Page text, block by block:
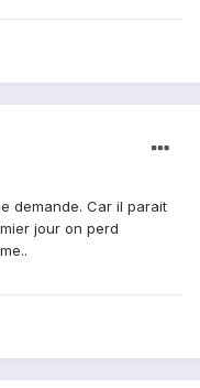
demande. Car il parait
jour on perd